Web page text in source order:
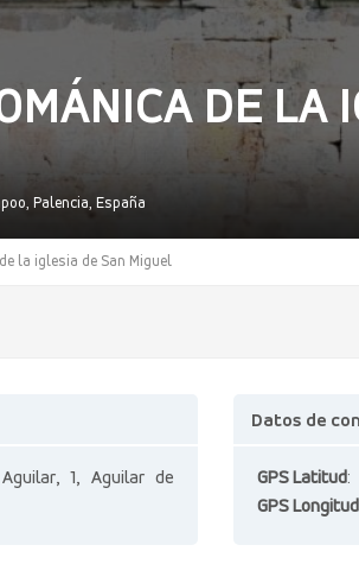
DE LA
Palencia, España
la iglesia de San Miguel
1, Aguilar de
Datos de
GPS Latitud:
GPS Longitud